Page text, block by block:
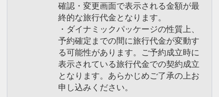
※常駐スタッフはおりません。ホテルス
タッフにお声掛けください。
設定期間：2026年4月1日～2027年3月
インターネットコース番号：DP-1-
17312057
確認・変更画面で表示される金額が最
終的な旅行代金となります。
・ダイナミックパッケージの性質上、
予約確定までの間に旅行代金が変動す
る可能性があります。ご予約成立時に
表示されている旅行代金での契約成立
となります。あらかじめご了承の上お
申し込みください。